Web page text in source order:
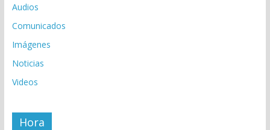
Audios
Comunicados
Imágenes
Noticias
Videos
Hora